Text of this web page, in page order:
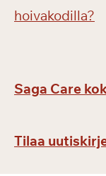
hoivakodilla?
Saga Care
Tilaa